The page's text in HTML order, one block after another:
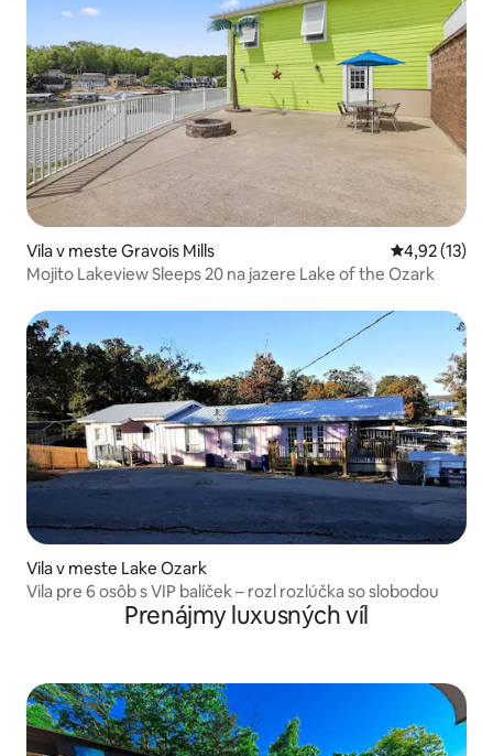
Vila v meste Gravois Mills Priemerné
4,92 (13)
Mojito Lakeview Sleeps 20 na jazere Lake of the Ozark
Vila v meste Lake Ozark
Vila pre 6 osôb s VIP balíček – rozl rozlúčka so slobodou
Prenájmy luxusných víl